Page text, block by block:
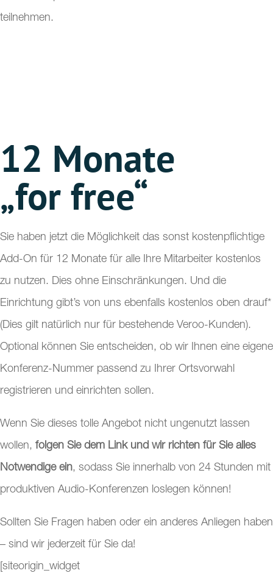
teilnehmen.
12 Monate
„for free“
Sie haben jetzt die Möglichkeit das sonst kostenpflichtige
Add-On für 12 Monate für alle Ihre Mitarbeiter kostenlos
zu nutzen. Dies ohne Einschränkungen. Und die
Einrichtung gibt’s von uns ebenfalls kostenlos oben drauf*
(Dies gilt natürlich nur für bestehende Veroo-Kunden).
Optional können Sie entscheiden, ob wir Ihnen eine eigene
Konferenz-Nummer passend zu Ihrer Ortsvorwahl
registrieren und einrichten sollen.
Wenn Sie dieses tolle Angebot nicht ungenutzt lassen
wollen, folgen Sie dem Link und wir richten für Sie alles
Notwendige ein, sodass Sie innerhalb von 24 Stunden mit
produktiven Audio-Konferenzen loslegen können!
Sollten Sie Fragen haben oder ein anderes Anliegen haben
– sind wir jederzeit für Sie da!
[siteorigin_widget